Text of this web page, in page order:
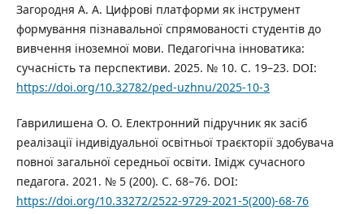
Загородня А. А. Цифрові платформи як інструмент
формування пізнавальної спрямованості студентів до
вивчення іноземної мови. Педагогічна інноватика:
сучасність та перспективи. 2025. № 10. С. 19–23. DOI:
https://doi.org/10.32782/ped-uzhnu/2025-10-3
Гаврилишена О. О. Електронний підручник як засіб
реалізації індивідуальної освітньої траєкторії здобувача
повної загальної середньої освіти. Імідж сучасного
педагога. 2021. № 5 (200). С. 68–76. DOI:
https://doi.org/10.33272/2522-9729-2021-5(200)-68-76